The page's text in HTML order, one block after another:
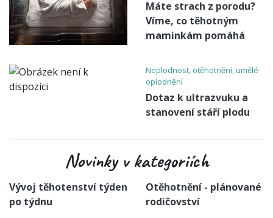
Máte strach z porodu?
Víme, co těhotným
maminkám pomáhá
Neplodnost, otěhotnění, umělé
oplodnění
Dotaz k ultrazvuku a
stanovení stáří plodu
Novinky v kategoriích
Vývoj těhotenství týden
po týdnu
Otěhotnění - plánované
rodičovství